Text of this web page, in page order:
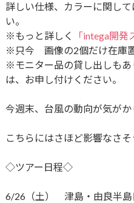
詳しい仕様、カラーに関して
い。
※もっと詳しく
「intega開発
※只今 画像の2個だけ在庫置
※モニター品の貸し出しも
は、お申し付けください。
今週末、台風の動向が気がか
こちらにはさほど影響なさそ
◇ツアー日程◇
6/26（土） 津島・由良半島